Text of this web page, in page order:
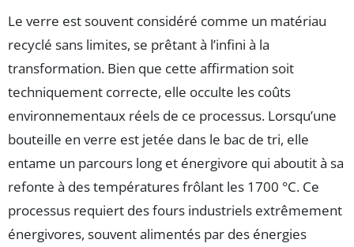
Le verre est souvent considéré comme un matériau
recyclé sans limites, se prêtant à l’infini à la
transformation. Bien que cette affirmation soit
techniquement correcte, elle occulte les coûts
environnementaux réels de ce processus. Lorsqu’une
bouteille en verre est jetée dans le bac de tri, elle
entame un parcours long et énergivore qui aboutit à sa
refonte à des températures frôlant les 1700 °C. Ce
processus requiert des fours industriels extrêmement
énergivores, souvent alimentés par des énergies